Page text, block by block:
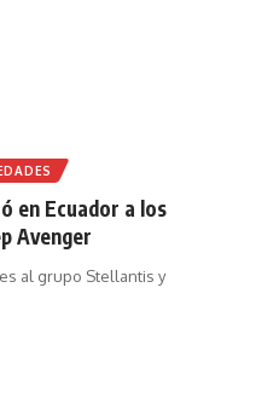
en Ecuador a los
Avenger
al grupo Stellantis y